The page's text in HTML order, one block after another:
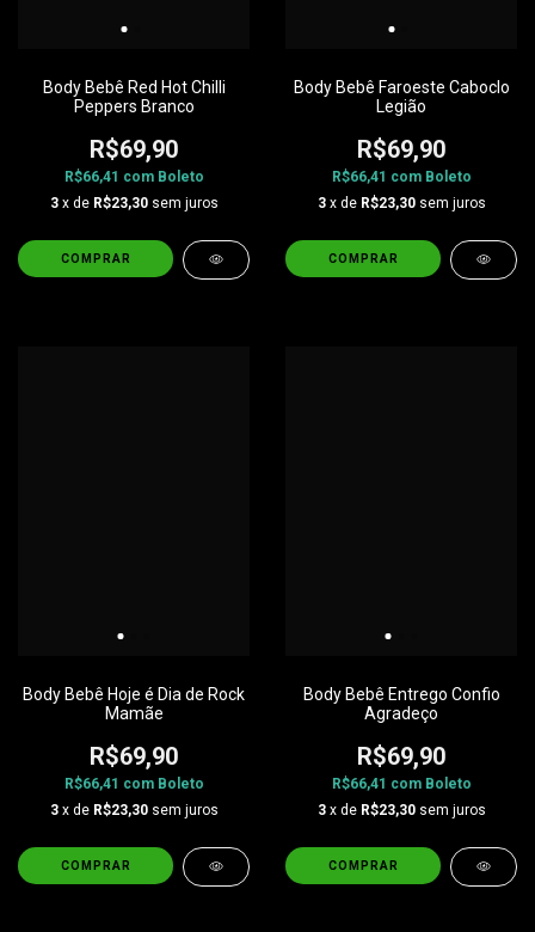
Body Bebê Red Hot Chilli
Peppers Branco
R$69,90
R$66,41 com Boleto
3 x de R$23,30 sem juros
COMPRAR
Body Bebê Faroeste Caboclo
Legião
R$69,90
R$66,41 com Boleto
3 x de R$23,30 sem juros
COMPRAR
Body Bebê Hoje é Dia de Rock
Mamãe
R$69,90
R$66,41 com Boleto
3 x de R$23,30 sem juros
COMPRAR
Body Bebê Entrego Confio
Agradeço
R$69,90
R$66,41 com Boleto
3 x de R$23,30 sem juros
COMPRAR